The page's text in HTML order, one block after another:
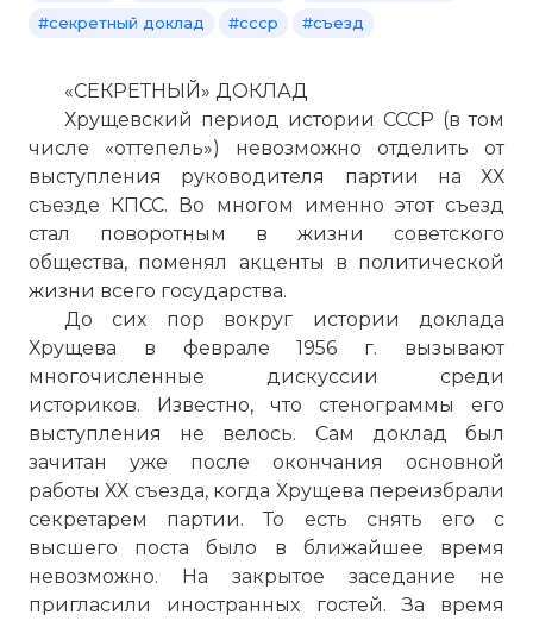
#секретный доклад
#ссср #съезд
«СЕКРЕТНЫЙ» ДОКЛАД
Хрущевский период истории СССР (в том
числе «оттепель») невозможно отделить от
выступления руководителя партии на ХХ
съезде КПСС. Во многом именно этот съезд
стал поворотным в жизни советского
общества, поменял акценты в политической
жизни всего государства.
До сих пор вокруг истории доклада
Хрущева в феврале 1956 г. вызывают
многочисленные дискуссии среди
историков. Известно, что стенограммы его
выступления не велось. Сам доклад был
зачитан уже после окончания основной
работы ХХ съезда, когда Хрущева переизбрали
секретарем партии. То есть снять его с
высшего поста было в ближайшее время
невозможно. На закрытое заседание не
пригласили иностранных гостей. За время